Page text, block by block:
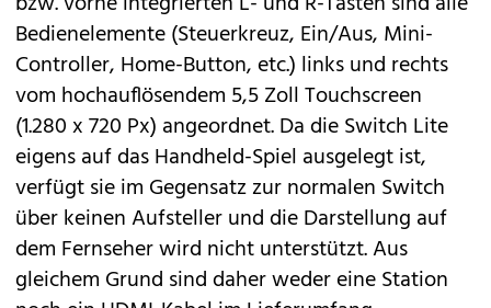
Bedienelemente (Steuerkreuz, Ein/Aus, Mini-
Controller, Home-Button, etc.) links und rechts
vom hochauflösendem 5,5 Zoll Touchscreen
(1.280 x 720 Px) angeordnet. Da die Switch Lite
eigens auf das Handheld-Spiel ausgelegt ist,
verfügt sie im Gegensatz zur normalen Switch
über keinen Aufsteller und die Darstellung auf
dem Fernseher wird nicht unterstützt. Aus
gleichem Grund sind daher weder eine Station